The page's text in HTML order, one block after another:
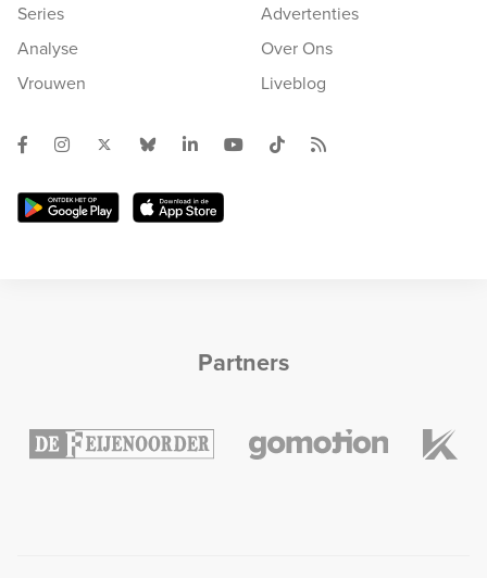
Series
Analyse
Vrouwen
Advertenties
Over Ons
Liveblog
Partners